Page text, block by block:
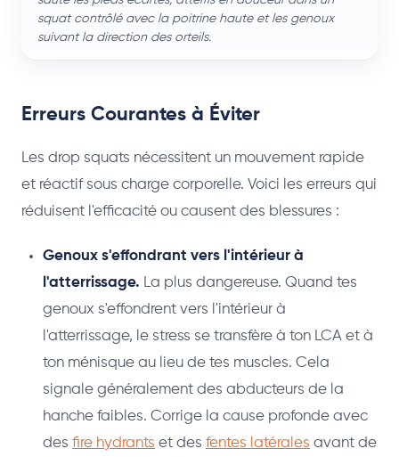
squat contrôlé avec la poitrine haute et les genoux
suivant la direction des orteils.
Erreurs Courantes à Éviter
Les drop squats nécessitent un mouvement rapide
et réactif sous charge corporelle. Voici les erreurs qui
réduisent l'efficacité ou causent des blessures :
Genoux s'effondrant vers l'intérieur à
l'atterrissage. La plus dangereuse. Quand tes
genoux s'effondrent vers l'intérieur à
l'atterrissage, le stress se transfère à ton LCA et à
ton ménisque au lieu de tes muscles. Cela
signale généralement des abducteurs de la
hanche faibles. Corrige la cause profonde avec
des fire hydrants et des fentes latérales avant de